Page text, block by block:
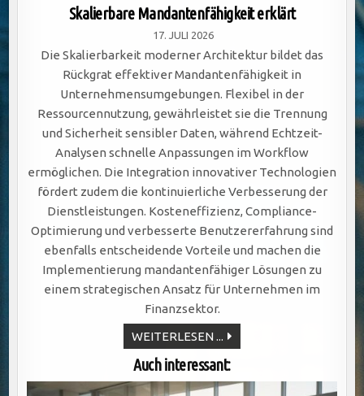
in
Skalierbare Mandantenfähigkeit erklärt
17. JULI 2026
Die Skalierbarkeit moderner Architektur bildet das
Rückgrat effektiver Mandantenfähigkeit in
Unternehmensumgebungen. Flexibel in der
Ressourcennutzung, gewährleistet sie die Trennung
und Sicherheit sensibler Daten, während Echtzeit-
Analysen schnelle Anpassungen im Workflow
ermöglichen. Die Integration innovativer Technologien
fördert zudem die kontinuierliche Verbesserung der
Dienstleistungen. Kosteneffizienz, Compliance-
Optimierung und verbesserte Benutzererfahrung sind
ebenfalls entscheidende Vorteile und machen die
Implementierung mandantenfähiger Lösungen zu
einem strategischen Ansatz für Unternehmen im
Finanzsektor.
WEITERLESEN ... SKALIERBARE
MANDANTENFÄHIGKEIT
ERKLÄRT
Auch interessant: